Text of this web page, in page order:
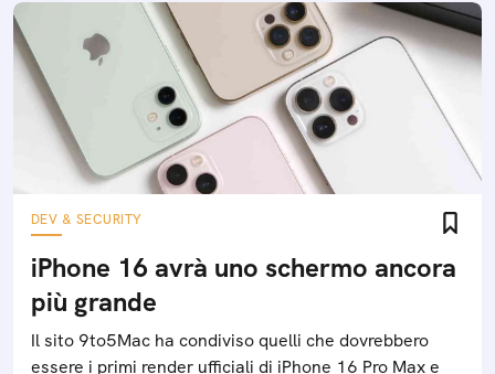
DEV & SECURITY
iPhone 16 avrà uno schermo ancora
più grande
Il sito 9to5Mac ha condiviso quelli che dovrebbero
essere i primi render ufficiali di iPhone 16 Pro Max e